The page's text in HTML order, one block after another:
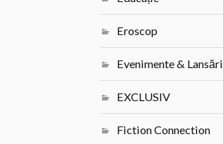
Eroscop
Evenimente & Lansări
EXCLUSIV
Fiction Connection